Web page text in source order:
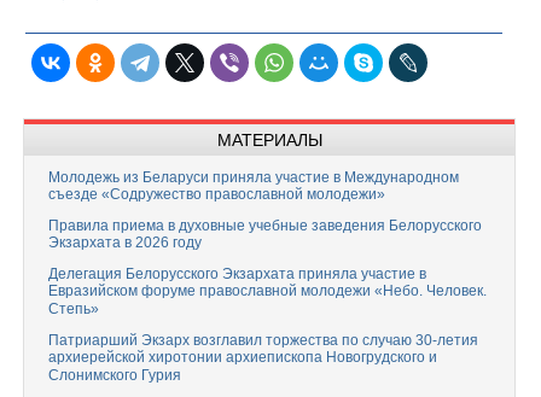
МАТЕРИАЛЫ
Молодежь из Беларуси приняла участие в Международном
съезде «Содружество православной молодежи»
Правила приема в духовные учебные заведения Белорусского
Экзархата в 2026 году
Делегация Белорусского Экзархата приняла участие в
Евразийском форуме православной молодежи «Небо. Человек.
Степь»
Патриарший Экзарх возглавил торжества по случаю 30-летия
архиерейской хиротонии архиепископа Новогрудского и
Слонимского Гурия